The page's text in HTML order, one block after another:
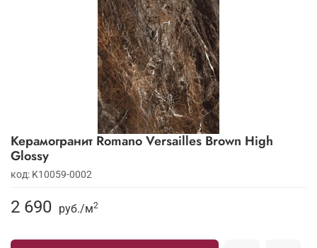
Керамогранит Romano Versailles Brown High
Glossy
код: K10059-0002
2 690 руб./м2